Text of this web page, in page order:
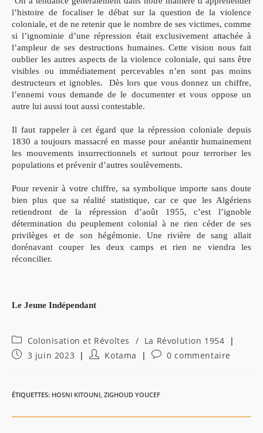
l’histoire de focaliser le débat sur la question de la violence
coloniale, et de ne retenir que le nombre de ses victimes, comme
si l’ignominie d’une répression était exclusivement attachée à
l’ampleur de ses destructions humaines. Cette vision nous fait
oublier les autres aspects de la violence coloniale, qui sans être
visibles ou immédiatement percevables n’en sont pas moins
destructeurs et ignobles. Dès lors que vous donnez un chiffre,
l’ennemi vous demande de le documenter et vous oppose un
autre lui aussi tout aussi contestable.
Il faut rappeler à cet égard que la répression coloniale depuis
1830 a toujours massacré en masse pour anéantir humainement
les mouvements insurrectionnels et surtout pour terroriser les
populations et prévenir d’autres soulèvements.
Pour revenir à votre chiffre, sa symbolique importe sans doute
bien plus que sa réalité statistique, car ce que les Algériens
retiendront de la répression d’août 1955, c’est l’ignoble
détermination du peuplement colonial à ne rien céder de ses
privilèges et de son hégémonie. Une rivière de sang allait
dorénavant couper les deux camps et rien ne viendra les
réconcilier.
Le Jeune Indépendant
Post
category:
Colonisation et Révoltes / La Révolution 1954
Publication
3 juin 2023
Auteur/autrice
Kotama
Commentaires
0 commentaire
ÉTIQUETTES: HOSNI KITOUNI, ZIGHOUD YOUCEF